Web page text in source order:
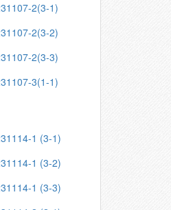
2(3-1)
2(3-2)
2(3-3)
3(1-1)
1 (3-1)
1 (3-2)
1 (3-3)